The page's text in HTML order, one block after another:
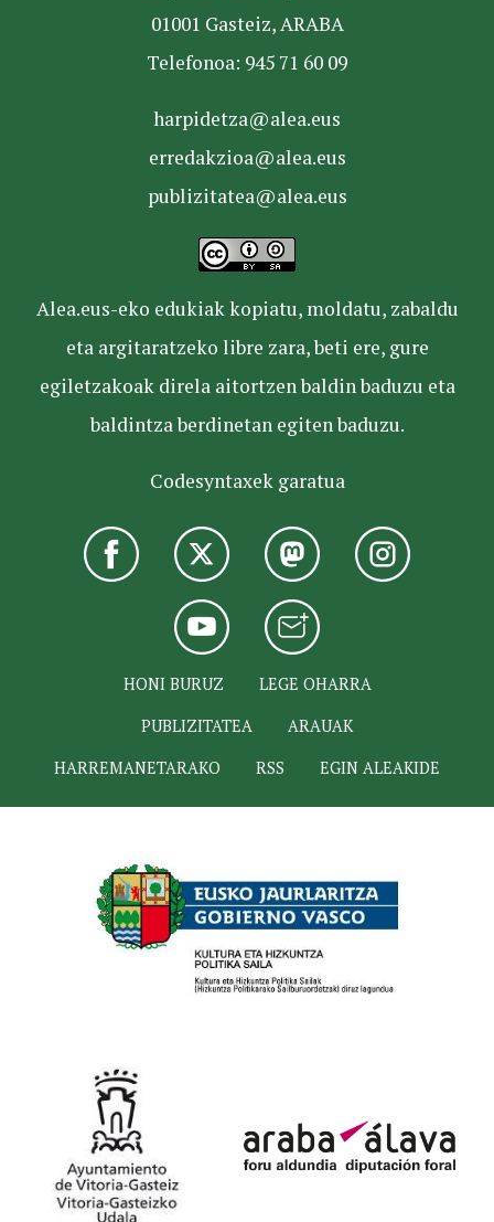
01001 Gasteiz, ARABA
Telefonoa: 945 71 60 09
harpidetza@alea.eus
erredakzioa@alea.eus
publizitatea@alea.eus
Alea.eus-eko edukiak kopiatu, moldatu, zabaldu
eta argitaratzeko libre zara, beti ere, gure
egiletzakoak direla aitortzen baldin baduzu eta
baldintza berdinetan egiten baduzu.
Codesyntaxek garatua
HONI BURUZ
LEGE OHARRA
PUBLIZITATEA
ARAUAK
HARREMANETARAKO
RSS EGIN ALEAKIDE